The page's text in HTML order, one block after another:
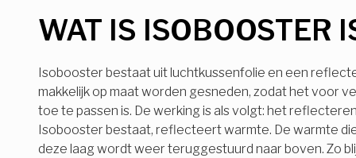
WAT IS ISOBOOSTER
Isobooster bestaat uit luchtkussenfolie en een
makkelijk op maat worden gesneden, zodat het voor
toe te passen is. De werking is als volgt: het
Isobooster bestaat, reflecteert warmte. De warmte
deze laag wordt weer teruggestuurd naar boven. Zo